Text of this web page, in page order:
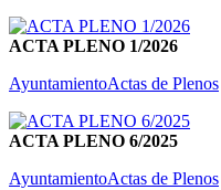
ACTA PLENO 1/2026
AyuntamientoActas de Plenos
ACTA PLENO 6/2025
AyuntamientoActas de Plenos